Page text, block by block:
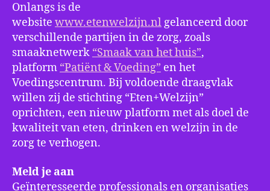
Onlangs is de
website www.etenwelzijn.nlgelanceerd door
verschillende partijen in de zorg, zoals
smaaknetwerk “Smaak van het huis”,
platform “Patiënt & Voeding” en het
Voedingscentrum. Bij voldoende draagvlak
willen zij de stichting “Eten+Welzijn”
oprichten, een nieuw platform met als doel de
kwaliteit van eten, drinken en welzijn in de
zorg te verhogen.
Meld je aan
Geïnteresseerde professionals en organisaties